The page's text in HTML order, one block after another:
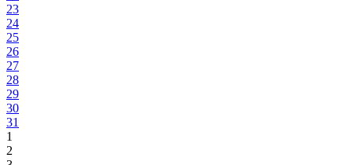
23
24
25
26
27
28
29
30
31
1
2